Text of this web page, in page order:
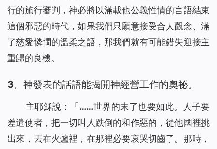
行的施行審判，神必將以滿載他公義性情的言語結束
這個邪惡的時代，如果我們只願意接受合人觀念、滿
了慈愛憐憫的溫柔之語，那我們就有可能錯失迎接主
重歸的良機。
3、神發表的話語能揭開神經營工作的奧祕。
主耶穌說：「 ……世界的末了也要如此。人子要
差遣使者，把一切叫人跌倒的和作惡的，從他國裡挑
出來，丟在火爐裡，在那裡必要哀哭切齒了。那時，